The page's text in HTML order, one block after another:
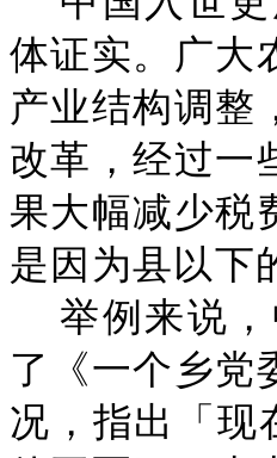
体证实。广大
产业结构调整
改革，经过一
果大幅减少税
是因为县以下
举例来说
了《一个乡党
况，指出「现